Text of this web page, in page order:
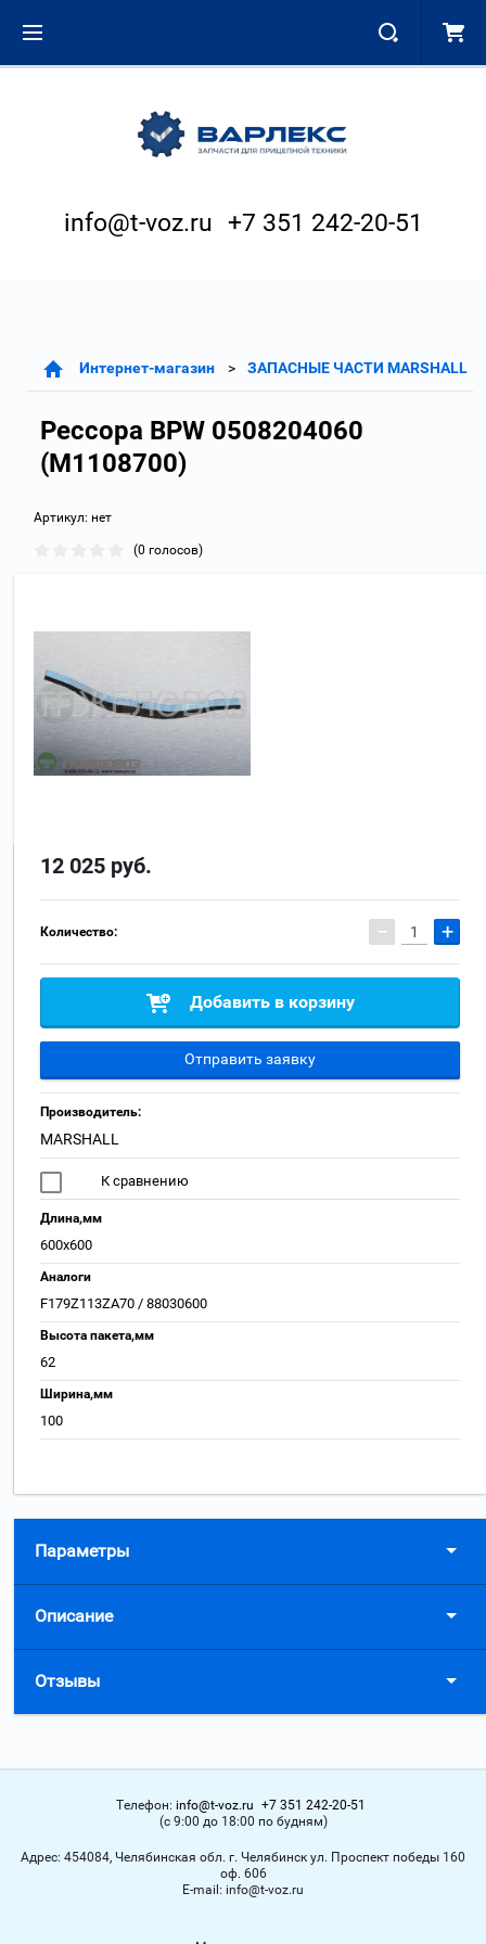
info@t-voz.ru +7 351 242-20-51
Интернет-магазин ЗАПАСНЫЕ ЧАСТИ MARSHALL
Рессора BPW 0508204060
(M1108700)
Артикул: нет
(0 голосов)
12 025 руб.
Количество: − +
Добавить в корзину
Отправить заявку
Производитель:
MARSHALL
К сравнению
Длина,мм
600х600
Аналоги
F179Z113ZA70 / 88030600
Высота пакета,мм
62
Ширина,мм
100
Параметры
Описание
Отзывы
Телефон: info@t-voz.ru +7 351 242-20-51
(с 9:00 до 18:00 по будням)
Адрес: 454084, Челябинская обл. г. Челябинск ул. Проспект победы 160
оф. 606
Е-mail: info@t-voz.ru